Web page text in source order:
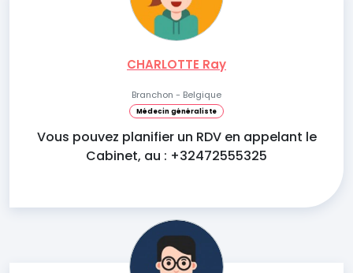
CHARLOTTE Ray
Branchon - Belgique
Médecin généraliste
Vous pouvez planifier un RDV en appelant le
Cabinet, au : +32472555325